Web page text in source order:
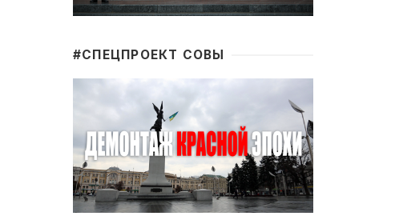
#CПЕЦПРОЕКТ СОВЫ